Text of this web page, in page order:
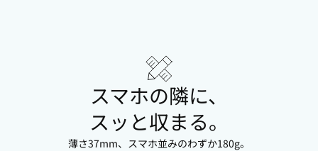
スマホの隣に、
スッと収まる。
薄さ37mm、スマホ並みのわずか180g。